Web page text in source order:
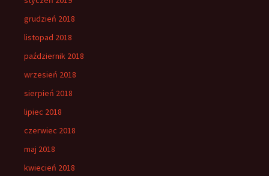
grudzień 2018
listopad 2018
październik 2018
wrzesień 2018
sierpień 2018
lipiec 2018
czerwiec 2018
maj 2018
kwiecień 2018